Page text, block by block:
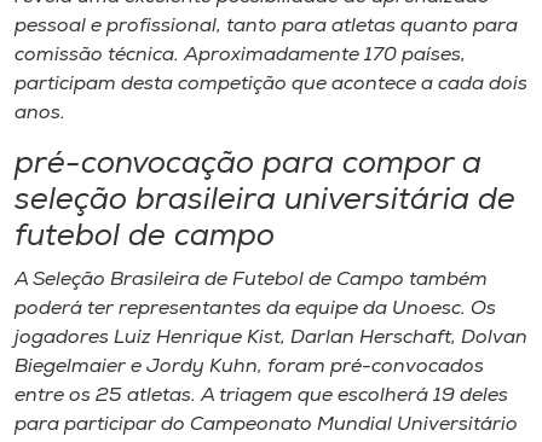
pessoal e profissional, tanto para atletas quanto para
comissão técnica. Aproximadamente 170 países,
participam desta competição que acontece a cada dois
anos.
pré-convocação para compor a
seleção brasileira universitária de
futebol de campo
A Seleção Brasileira de Futebol de Campo também
poderá ter representantes da equipe da Unoesc. Os
jogadores Luiz Henrique Kist, Darlan Herschaft, Dolvan
Biegelmaier e Jordy Kuhn, foram pré-convocados
entre os 25 atletas. A triagem que escolherá 19 deles
para participar do Campeonato Mundial Universitário